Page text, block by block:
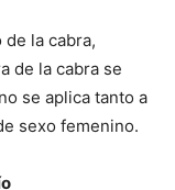
la cabra,
de la cabra se
se aplica tanto a
sexo femenino.